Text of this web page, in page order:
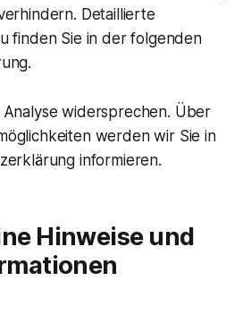
Detaillierte
finden Sie in der folgenden
widersprechen. Über
werden wir Sie in
informieren.
Hinweise und